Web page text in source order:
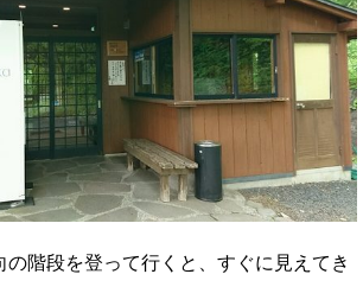
の階段を登って行くと、すぐに見えてき